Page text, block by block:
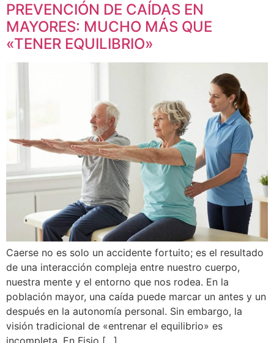
PREVENCIÓN DE CAÍDAS EN
MAYORES: MUCHO MÁS QUE
«TENER EQUILIBRIO»
Caerse no es solo un accidente fortuito; es el resultado
de una interacción compleja entre nuestro cuerpo,
nuestra mente y el entorno que nos rodea. En la
población mayor, una caída puede marcar un antes y un
después en la autonomía personal. Sin embargo, la
visión tradicional de «entrenar el equilibrio» es
incompleta. En Fisio […]